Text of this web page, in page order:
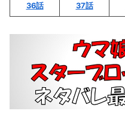
36話 37話